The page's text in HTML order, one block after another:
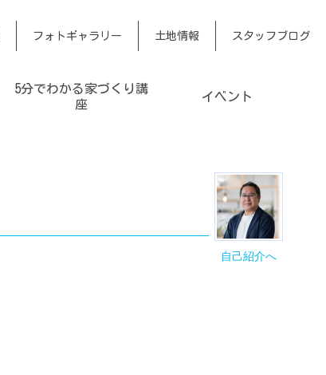
フォトギャラリー 土地情報 スタッフブログ
5分でわかる家づくり講
座
イベント
自己紹介へ